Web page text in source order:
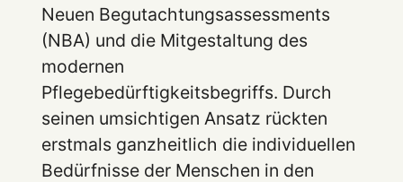
Neuen Begutachtungsassessments
(NBA) und die Mitgestaltung des
modernen
Pflegebedürftigkeitsbegriffs. Durch
seinen umsichtigen Ansatz rückten
erstmals ganzheitlich die individuellen
Bedürfnisse der Menschen in den